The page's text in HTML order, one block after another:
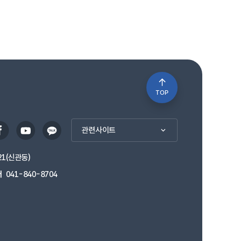
TOP
관련사이트
신관동)
041-840-8704